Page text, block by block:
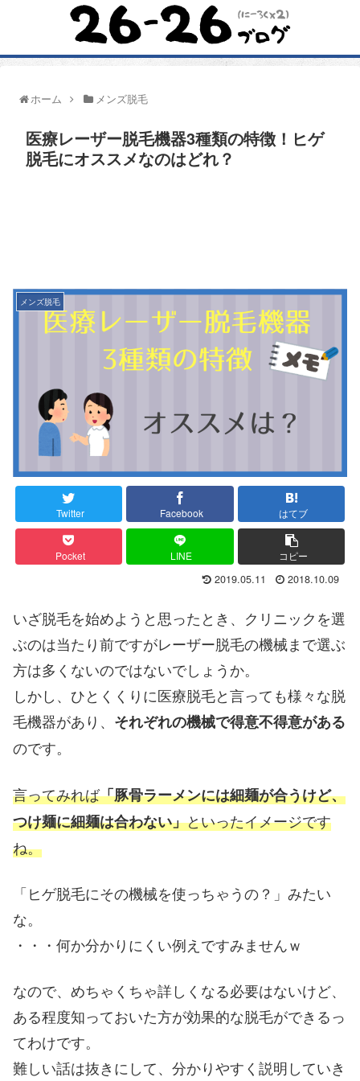
ホーム メンズ脱毛
医療レーザー脱毛機器3種類の特徴！ヒゲ
脱毛にオススメなのはどれ？
メンズ脱毛
Twitter Facebook はてブ
Pocket LINE コピー
2019.05.11 2018.10.09
いざ脱毛を始めようと思ったとき、クリニックを選
ぶのは当たり前ですがレーザー脱毛の機械まで選ぶ
方は多くないのではないでしょうか。
しかし、ひとくくりに医療脱毛と言っても様々な脱
毛機器があり、 それぞれの機械で得意不得意がある
のです。
言ってみれば「豚骨ラーメンには細麺が合うけど、
つけ麺に細麺は合わない」といったイメージです
ね。
「ヒゲ脱毛にその機械を使っちゃうの？」みたい
な。
・・・何か分かりにくい例えですみませんｗ
なので、めちゃくちゃ詳しくなる必要はないけど、
ある程度知っておいた方が効果的な脱毛ができるっ
てわけです。
難しい話は抜きにして、分かりやすく説明していき